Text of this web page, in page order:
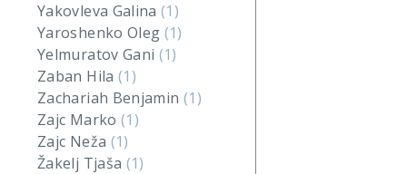
Yakovleva Galina(1)
Yaroshenko Oleg (1)
Yelmuratov Gani (1)
Zaban Hila (1)
Zachariah Benjamin (1)
Zajc Marko (1)
Zajc Neža (1)
Žakelj Tjaša (1)